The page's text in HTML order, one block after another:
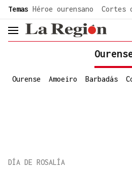
common.go-to-content
Temas Héroe ourensano Cortes
header.menu.open
Ourense Amoeiro Barbadás
DÍA DE ROSALÍA